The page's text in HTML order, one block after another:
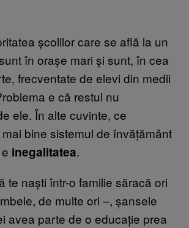
școlilor care se află la un
în orașe mari și sunt, în cea
frecventate de elevi din medii
e că restul nu
ele. În alte cuvinte, ce
bine sistemul de învățământ
inegalitatea.
te naști într-o familie săracă ori
de multe ori –, șansele
avea parte de o educație prea